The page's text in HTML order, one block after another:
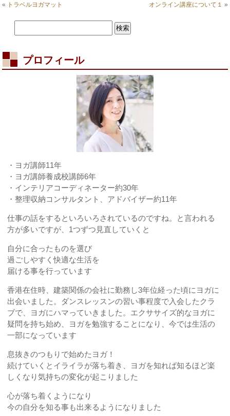
« トラベルヨガマット オンライン講座について１ »
プロフィール
・ヨガ講師11年
・ヨガ講師養成校講師6年
・インテリアコーディネーター約30年
・整理収納コンサルタント、アドバイザー約11年
仕事の話をするといろいろされているのですね。と言われる
方が多いですが、1つずつ見直していくと
自分に合ったものを選び
過ごしやすく快適な生活を
届ける事を行っています
香港在住時、建築関係の会社に勤務し3年位経った頃にヨガに
出会いました。ダンスレッスンの習い事程度で入会したクラ
ブで、ヨガにハマっていきました。エクササイズ的なヨガに
疑問を持ち始め、ヨガを勉強することになり、今では生活の
一部になっています
息抜きのつもりで始めたヨガ！
続けていくとイライラが落ち着き、ヨガを知れば知るほど楽
しくなり気持ちの変化が起こりました
心が落ち着くようになり
今の自分を知る事も出来るようになりました